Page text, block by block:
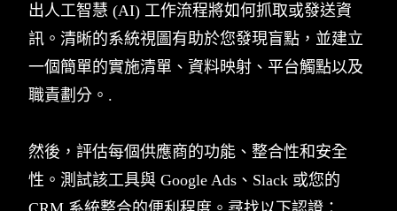
出人工智慧 (AI) 工作流程將如何抓取或發送資
訊。清晰的系統視圖有助於您發現盲點，並建立
一個簡單的實施清單、資料映射、平台觸點以及
職責劃分。.
然後，評估每個供應商的功能、整合性和安全
性。測試該工具與 Google Ads、Slack 或您的